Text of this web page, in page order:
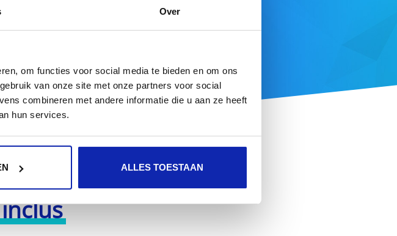
Over
om functies voor social media te bieden en om ons
van onze site met onze partners voor social
combineren met andere informatie die u aan ze heeft
hun services.
ALLES TOESTAAN
DOMAINE DE RECHERCHE
?